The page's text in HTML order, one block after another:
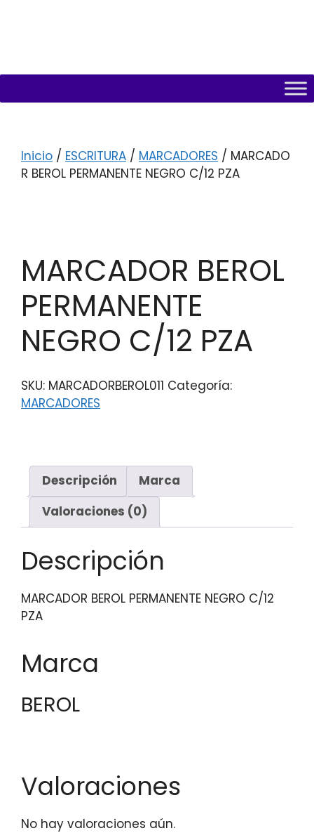
Inicio / ESCRITURA / MARCADORES / MARCADO
R BEROL PERMANENTE NEGRO C/12 PZA
MARCADOR BEROL
PERMANENTE
NEGRO C/12 PZA
SKU: MARCADORBEROL011 Categoría:
MARCADORES
Descripción
Marca
Valoraciones (0)
Descripción
MARCADOR BEROL PERMANENTE NEGRO C/12
PZA
Marca
BEROL
Valoraciones
No hay valoraciones aún.